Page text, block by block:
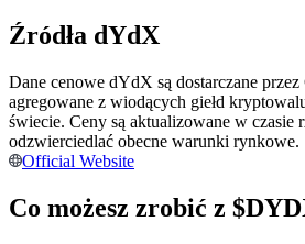
Zostań traderem kopiującym
Ciesz się podziałem zysków i
transakcji
Źródła dYdX
Dane cenowe dYdX są dostarczane
agregowane z wiodących giełd
świecie. Ceny są aktualizowane w czasie
odzwierciedlać obecne warunki rynkowe.
Official Website
Co możesz zrobić z